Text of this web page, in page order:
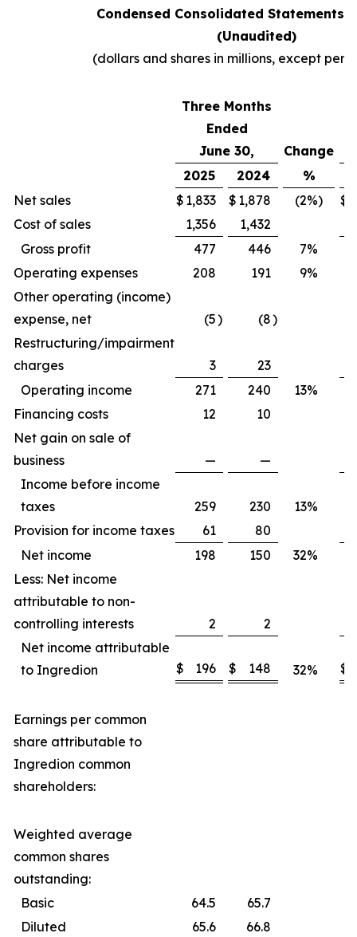
Condensed Consolidated Statements
(Unaudited)
(dollars and shares in millions, except per
Three Months
Ended
June 30,
Change
2025 2024 %
Net sales
$ 1,833 $ 1,878 (2%) $
Cost of sales
1,356 1,432
Gross profit
477 446 7%
Operating expenses
208 191 9%
Other operating (income)
expense, net
(5) (8)
Restructuring/impairment
charges
3
23
Operating income
271 240 13%
Financing costs
12
10
Net gain on sale of
business
—
—
Income before income
taxes
259 230 13%
Provision for income taxes
61
80
Net income
198 150 32%
Less: Net income
attributable to non-
controlling interests
2
2
Net income attributable
to Ingredion
$ 196 $ 148 32% $
Earnings per common
share attributable to
Ingredion common
shareholders:
Weighted average
common shares
outstanding:
Basic
64.5
65.7
Diluted
65.6 66.8